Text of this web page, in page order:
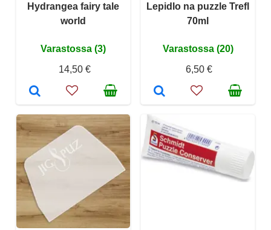
Hydrangea fairy tale
world
Varastossa (3)
14,50 €
Lepidlo na puzzle Trefl
70ml
Varastossa (20)
6,50 €